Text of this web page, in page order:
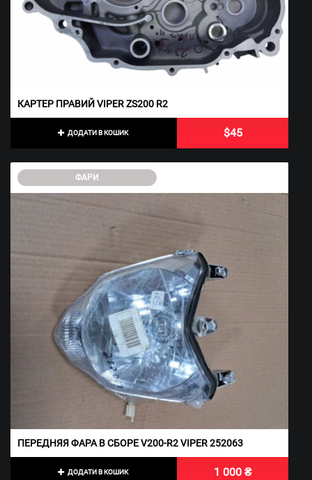
КАРТЕР ПРАВИЙ VIPER ZS200 R2
ДОДАТИ В КОШИК $45
ФАРИ
ПЕРЕДНЯЯ ФАРА В СБОРЕ V200-R2 VIPER 252063
ДОДАТИ В КОШИК 1 000 ₴